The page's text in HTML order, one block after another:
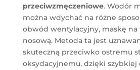
przeciwzmęczeniowe. Wodór
można wdychać na różne
obwód wentylacyjny, maskę
nosową. Metoda ta jest
skuteczną przeciwko ostremu
oksydacyjnemu, dzięki szybkiej